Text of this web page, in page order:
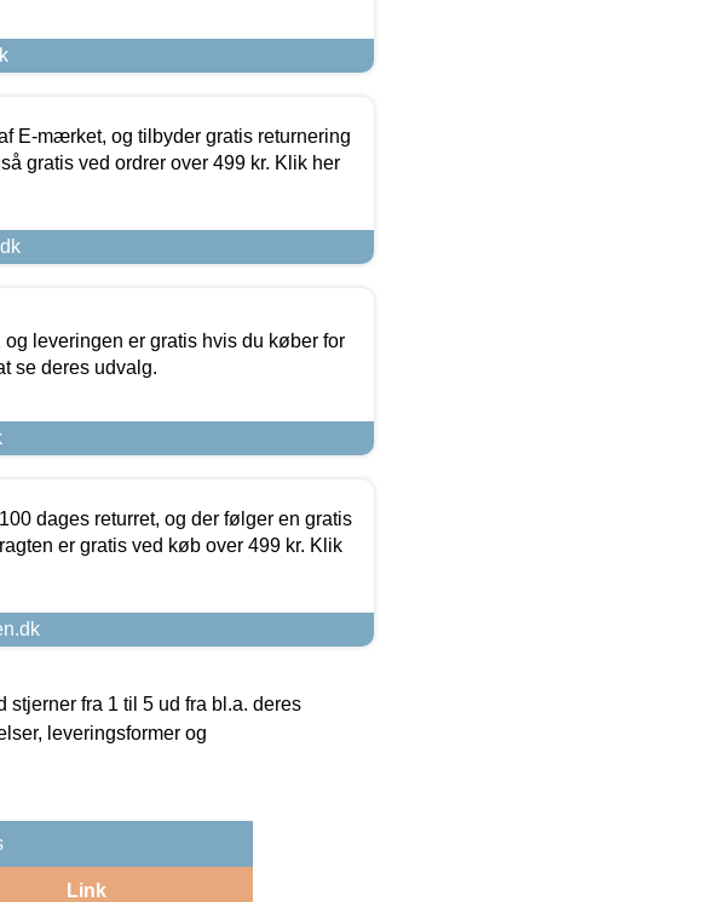
E-mærket, og tilbyder gratis returnering
gratis ved ordrer over 499 kr. Klik her
og leveringen er gratis hvis du køber for
se deres udvalg.
dages returret, og der følger en gratis
er gratis ved køb over 499 kr. Klik
fra 1 til 5 ud fra bl.a. deres
leveringsformer og
Link